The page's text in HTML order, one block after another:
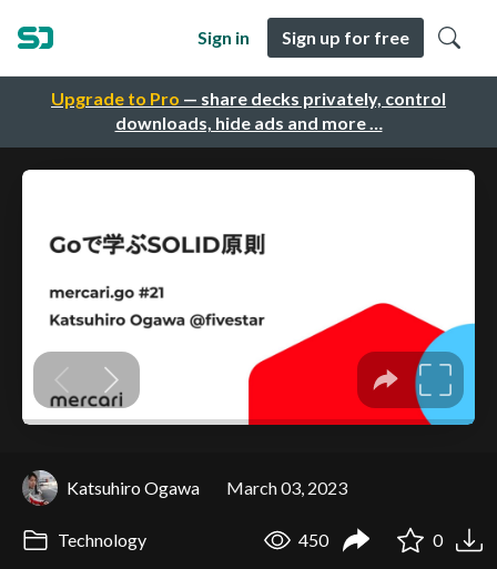
Upgrade to Pro — share decks privately, control
downloads, hide ads and more …
Sign in Sign up for free
Katsuhiro Ogawa March 03, 2023
Technology 450 0